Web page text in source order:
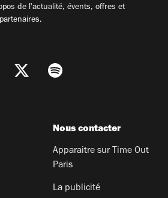
de l'actualité, évents, offres et
Nous contacter
Apparaitre sur Time Out
Paris
La publicité